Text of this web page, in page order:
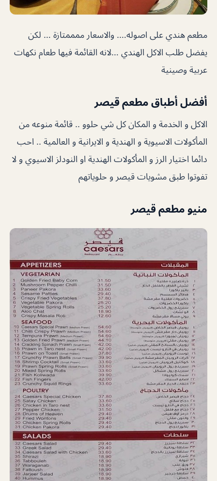
مطعم هندي على اصوله…. والاسعار ممممتازة … لكن
يفضل طلب الاكل الهندي …لانه القائمة فيها طعام نكهات
عربية وصينية
أفضل أطباق مطعم قيصر
الاكل و الخدمة و المكان كل شي حلوو .. قائمة منوعه من
المأكولات الاسيوية و الهندية و الايرانية و العالمية .. احب
دائما اختيار الرز و المأكولات الهندية او النودلز الاسيوي و لا
تفوتوا طبق مشويات قيصر و حلوياتهم
منيو مطعم قيصر